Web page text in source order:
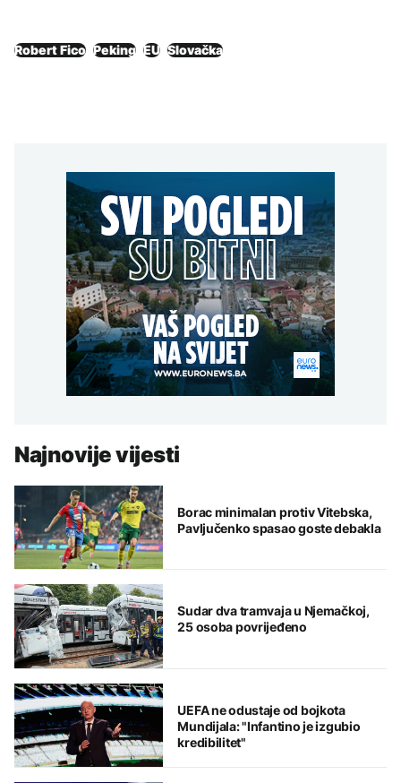
Robert Fico Peking EU Slovačka
Najnovije vijesti
Borac minimalan protiv Vitebska,
Pavljučenko spasao goste debakla
Sudar dva tramvaja u Njemačkoj,
25 osoba povrijeđeno
UEFA ne odustaje od bojkota
Mundijala: "Infantino je izgubio
kredibilitet"